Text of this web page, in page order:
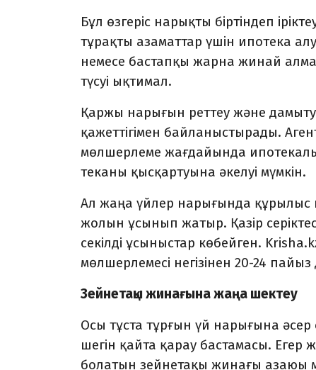
Бұл өзгеріс нарықты біртін­деп
тұрақты азаматтар үшін ипотека
немесе бастапқы жарна жинай
түсуі ықтимал.
Қаржы нарығын реттеу және дамыту
қажет­тігімен байланыстырады.
мөлшерлеме жағдайында
тека­ны қысқартуына әкелуі мүм­кін.
Ал жаңа үйлер нарығында құ­рылыс
жо­лын ұсынып жатыр. Қазір
се­кілді ұсыныстар көбейген.
мөлшерлемесі негізінен 20-24 пайыз
Зейнетақы жинағына жаңа шектеу
Осы тұста тұрғын үй нары­ғына әсер
шегін қайта қарау бастамасы. Егер
болатын зейнетақы жинағы азаюы